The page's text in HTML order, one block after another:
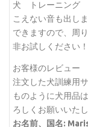
犬 トレーニング
こえない音も出し
できますので、周
非お試しください！
お客様のレビュー
注文した犬訓練用
ものように犬用品
ろしくお願いいたし
お名前、国名: